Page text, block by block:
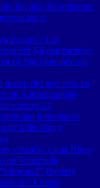
del aire 46 emisoras:
o
Esparta | Los
del Ají margariteño
de Sigo fue todo un
del mes rosa en
de Automaquillaje
viernes 14
jornadas de
de fallecidos y
y fusión: Luna Blues
en Venezuela
Beverly
del Centro